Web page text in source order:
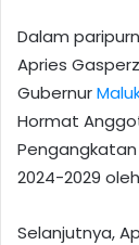
Dalam
Apries
Gubernur
Hormat
2024-2029
Selanjutnya,